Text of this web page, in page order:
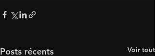
Posts récents Voir tout